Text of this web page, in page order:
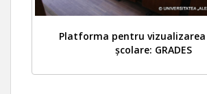
Platforma pentru
școlare: GRADES